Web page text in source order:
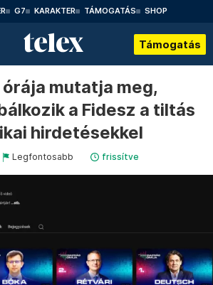
G7 KARAKTER TÁMOGATÁS SHOP
Támogatás
mutatja meg,
a Fidesz a tiltás
hirdetésekkel
Legfontosabb frissítve